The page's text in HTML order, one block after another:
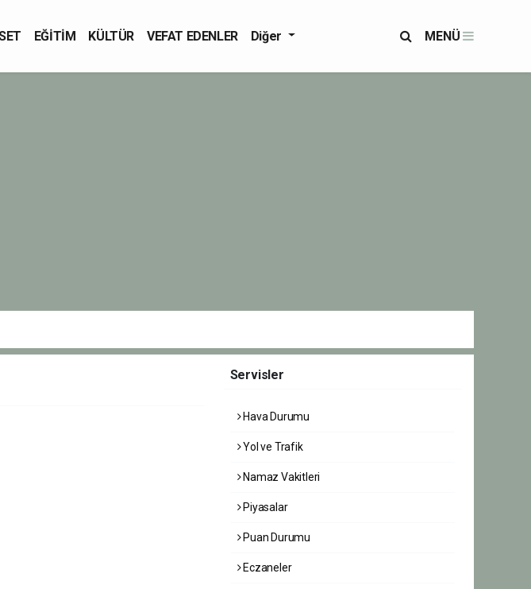
EĞİTİM KÜLTÜR VEFAT EDENLER Diğer MENÜ
Servisler
Hava Durumu
Yol ve Trafik
Namaz Vakitleri
Piyasalar
Puan Durumu
Eczaneler